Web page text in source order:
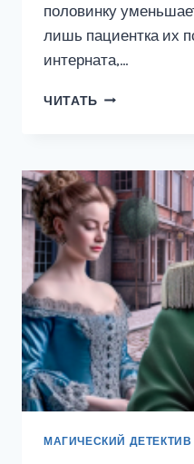
половинку
лишь пациентка их
интерната,…
ЧИТАТЬ ВТОРАЯ
МАГИЧЕСКИЙ ДЕТЕКТИВ